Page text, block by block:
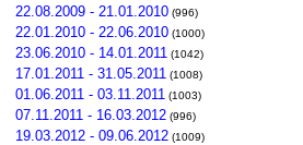
22.08.2009 - 21.01.2010 (996)
22.01.2010 - 22.06.2010 (1000)
23.06.2010 - 14.01.2011 (1042)
17.01.2011 - 31.05.2011 (1008)
01.06.2011 - 03.11.2011 (1003)
07.11.2011 - 16.03.2012 (996)
19.03.2012 - 09.06.2012 (1009)